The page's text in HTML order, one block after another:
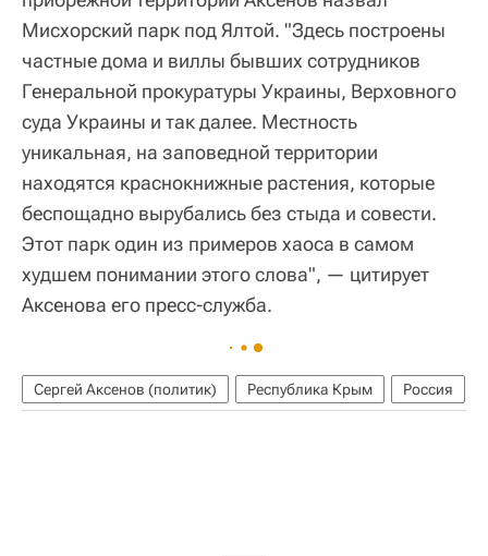
Мисхорский парк под Ялтой. "Здесь построены
частные дома и виллы бывших сотрудников
Генеральной прокуратуры Украины, Верховного
суда Украины и так далее. Местность
уникальная, на заповедной территории
находятся краснокнижные растения, которые
беспощадно вырубались без стыда и совести.
Этот парк один из примеров хаоса в самом
худшем понимании этого слова", — цитирует
Аксенова его пресс-служба.
Сергей Аксенов (политик) Республика Крым Россия